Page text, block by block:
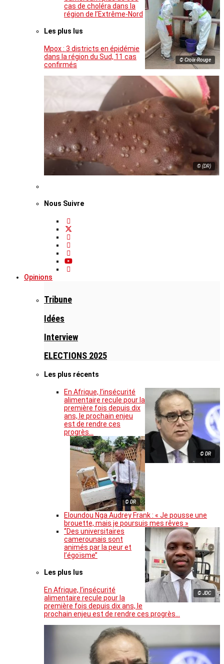
© Croix-Rouge
cas de choléra dans la
région de l’Extrême-Nord
Les plus lus
Mpox : 3 districts en épidémie
dans la région du Sud, 11 cas
confirmés
© (DR)
Nous Suivre
Opinions
Tribune
Idées
Interview
ELECTIONS 2025
Les plus récents
© DR
En Afrique, l’insécurité
alimentaire recule pour la
première fois depuis dix
ans, le prochain enjeu
est de rendre ces
progrès…
© DR
Eloundou Nga Audrey Frank : « Je pousse une
brouette, mais je poursuis mes rêves »
© JDC
‘’Des universitaires
camerounais sont
animés par la peur et
l’égoïsme’’
Les plus lus
En Afrique, l’insécurité
alimentaire recule pour la
première fois depuis dix ans, le
prochain enjeu est de rendre ces progrès…